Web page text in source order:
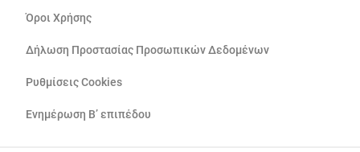
Όροι Χρήσης
Δήλωση Προστασίας Προσωπικών Δεδομένων
Ρυθμίσεις Cookies
Ενημέρωση Β’ επιπέδου